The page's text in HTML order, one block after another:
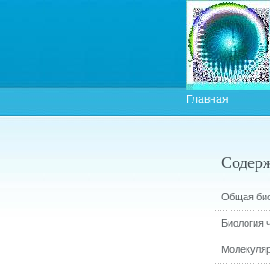
Главная
Общая
Биология